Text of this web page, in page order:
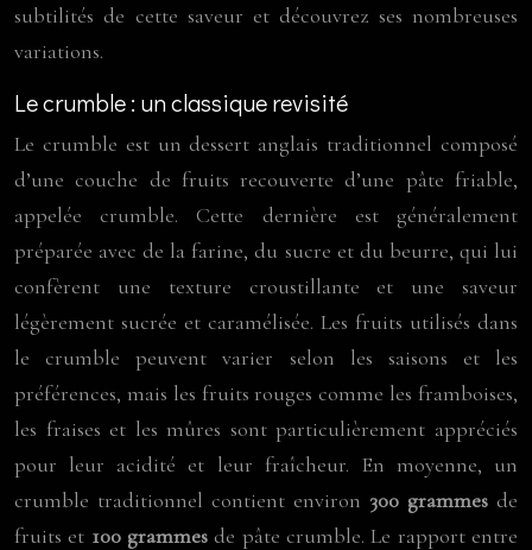
subtilités de cette saveur et découvrez ses nombreuses
variations.
Le crumble : un classique revisité
Le crumble est un dessert anglais traditionnel composé
d’une couche de fruits recouverte d’une pâte friable,
appelée crumble. Cette dernière est généralement
préparée avec de la farine, du sucre et du beurre, qui lui
confèrent une texture croustillante et une saveur
légèrement sucrée et caramélisée. Les fruits utilisés dans
le crumble peuvent varier selon les saisons et les
préférences, mais les fruits rouges comme les framboises,
les fraises et les mûres sont particulièrement appréciés
pour leur acidité et leur fraîcheur. En moyenne, un
crumble traditionnel contient environ 300 grammes de
fruits et 100 grammes de pâte crumble. Le rapport entre